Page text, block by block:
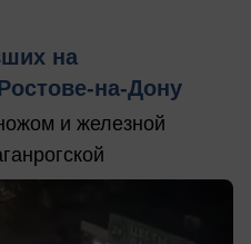
на
на-Дону
и железной